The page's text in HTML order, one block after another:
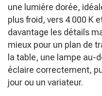
une lumière dorée,
plus froid, vers 4 000 K
davantage les détails
mieux pour un plan de
la table, une lampe au-
éclaire correctement,
jour ou un variateur.